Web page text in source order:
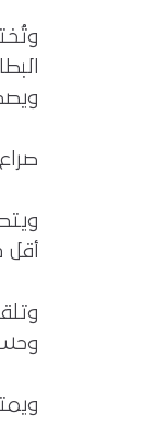
أقل